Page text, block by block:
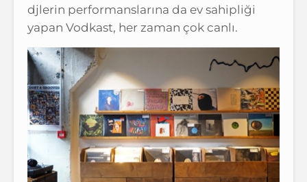
djlerin performanslarına da ev sahipliği
yapan Vodkast, her zaman çok canlı.